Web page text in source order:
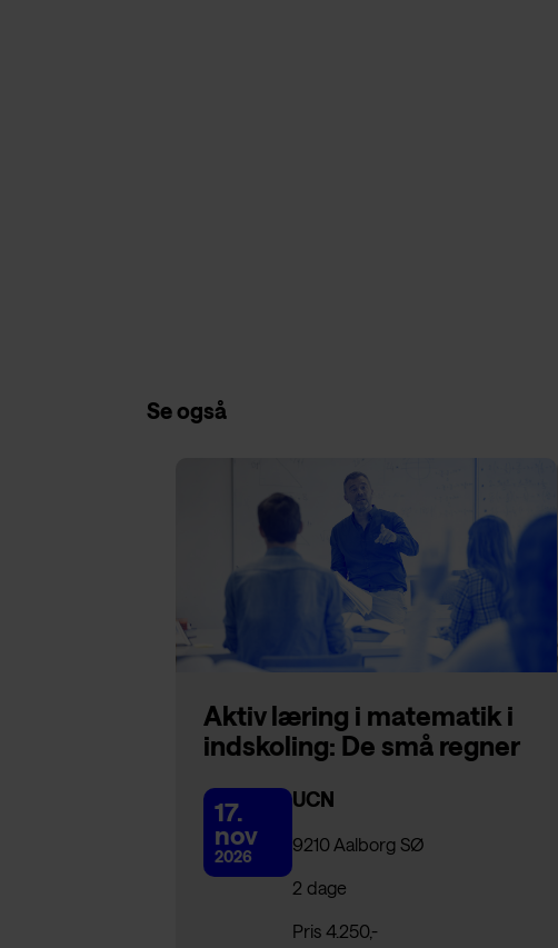
Se også
Aktiv læring i matematik i
indskoling: De små regner
17.
nov
2026
UCN
9210 Aalborg SØ
2 dage
Pris 4.250,-